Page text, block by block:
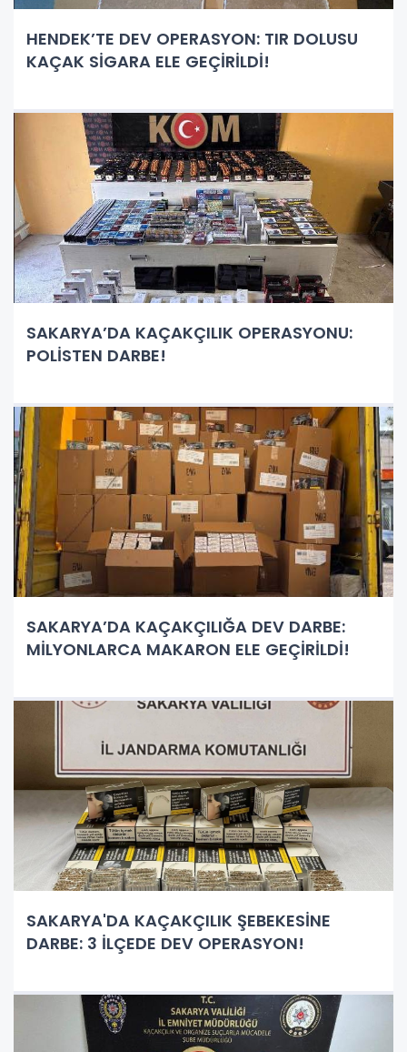
HENDEK’TE DEV OPERASYON: TIR DOLUSU
KAÇAK SİGARA ELE GEÇİRİLDİ!
SAKARYA’DA KAÇAKÇILIK OPERASYONU:
POLİSTEN DARBE!
SAKARYA’DA KAÇAKÇILIĞA DEV DARBE:
MİLYONLARCA MAKARON ELE GEÇİRİLDİ!
SAKARYA'DA KAÇAKÇILIK ŞEBEKESİNE
DARBE: 3 İLÇEDE DEV OPERASYON!